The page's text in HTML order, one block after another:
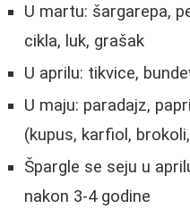
U martu: šargarepa,
cikla, luk, grašak
U aprilu: tikvice,
U maju: paradajz,
(kupus, karfiol,
Špargle se seju u
nakon 3-4 godine